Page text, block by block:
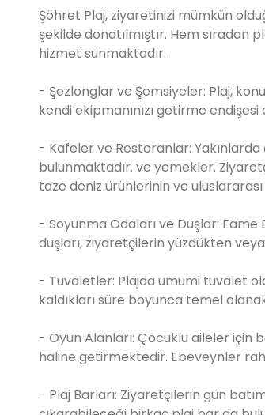
Şöhret Plaj, ziyaretinizi mümkün
şekilde donatılmıştır. Hem
hizmet sunmaktadır.
- Şezlonglar ve Şemsiyeler: Plaj,
kendi ekipmanınızı getirme
- Kafeler ve Restoranlar:
bulunmaktadır. ve yemekler.
taze deniz ürünlerinin ve
- Soyunma Odaları ve Duşlar:
duşları, ziyaretçilerin yüzdükten
- Tuvaletler: Plajda umumi tuvalet
kaldıkları süre boyunca temel
- Oyun Alanları: Çocuklu aileler için
haline getirmektedir. Ebeveynler
- Plaj Barları: Ziyaretçilerin gün